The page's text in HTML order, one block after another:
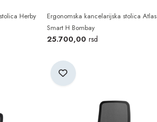
Herby
Ergonomska kancelarijska stolica Atlas
Smart H Bombay
25.700,00 rsd